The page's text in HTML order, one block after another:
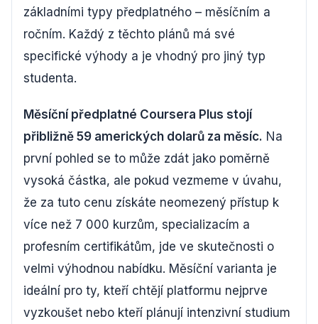
základními typy předplatného – měsíčním a
ročním. Každý z těchto plánů má své
specifické výhody a je vhodný pro jiný typ
studenta.
Měsíční předplatné Coursera Plus stojí
přibližně 59 amerických dolarů za měsíc. Na
první pohled se to může zdát jako poměrně
vysoká částka, ale pokud vezmeme v úvahu,
že za tuto cenu získáte neomezený přístup k
více než 7 000 kurzům, specializacím a
profesním certifikátům, jde ve skutečnosti o
velmi výhodnou nabídku. Měsíční varianta je
ideální pro ty, kteří chtějí platformu nejprve
vyzkoušet nebo kteří plánují intenzivní studium